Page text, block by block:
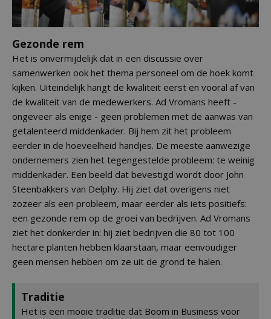
Gezonde rem
Het is onvermijdelijk dat in een discussie over
samenwerken ook het thema personeel om de hoek komt
kijken. Uiteindelijk hangt de kwaliteit eerst en vooral af van
de kwaliteit van de medewerkers. Ad Vromans heeft -
ongeveer als enige - geen problemen met de aanwas van
getalenteerd middenkader. Bij hem zit het probleem
eerder in de hoeveelheid handjes. De meeste aanwezige
ondernemers zien het tegengestelde probleem: te weinig
middenkader. Een beeld dat bevestigd wordt door John
Steenbakkers van Delphy. Hij ziet dat overigens niet
zozeer als een probleem, maar eerder als iets positiefs:
een gezonde rem op de groei van bedrijven. Ad Vromans
ziet het donkerder in: hij ziet bedrijven die 80 tot 100
hectare planten hebben klaarstaan, maar eenvoudiger
geen mensen hebben om ze uit de grond te halen.
Traditie
Het is een mooie traditie dat Boom in Business voor